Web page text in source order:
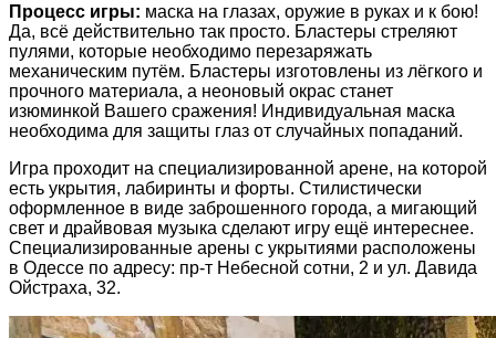
Процесс игры: маска на глазах, оружие в руках и к бою!
Да, всё действительно так просто. Бластеры стреляют
пулями, которые необходимо перезаряжать
механическим путём. Бластеры изготовлены из лёгкого и
прочного материала, а неоновый окрас станет
изюминкой Вашего сражения! Индивидуальная маска
необходима для защиты глаз от случайных попаданий.
Игра проходит на специализированной арене, на которой
есть укрытия, лабиринты и форты. Стилистически
оформленное в виде заброшенного города, а мигающий
свет и драйвовая музыка сделают игру ещё интереснее.
Специализированные арены с укрытиями расположены
в Одессе по адресу: пр-т Небесной сотни, 2 и ул. Давида
Ойстраха, 32.